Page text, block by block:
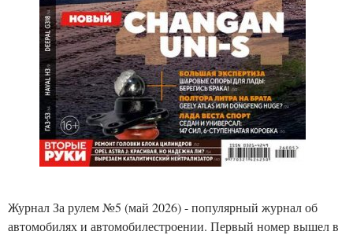
Журнал За рулем №5 (май 2026) - популярный журнал об
автомобилях и автомобилестроении. Первый номер вышел в